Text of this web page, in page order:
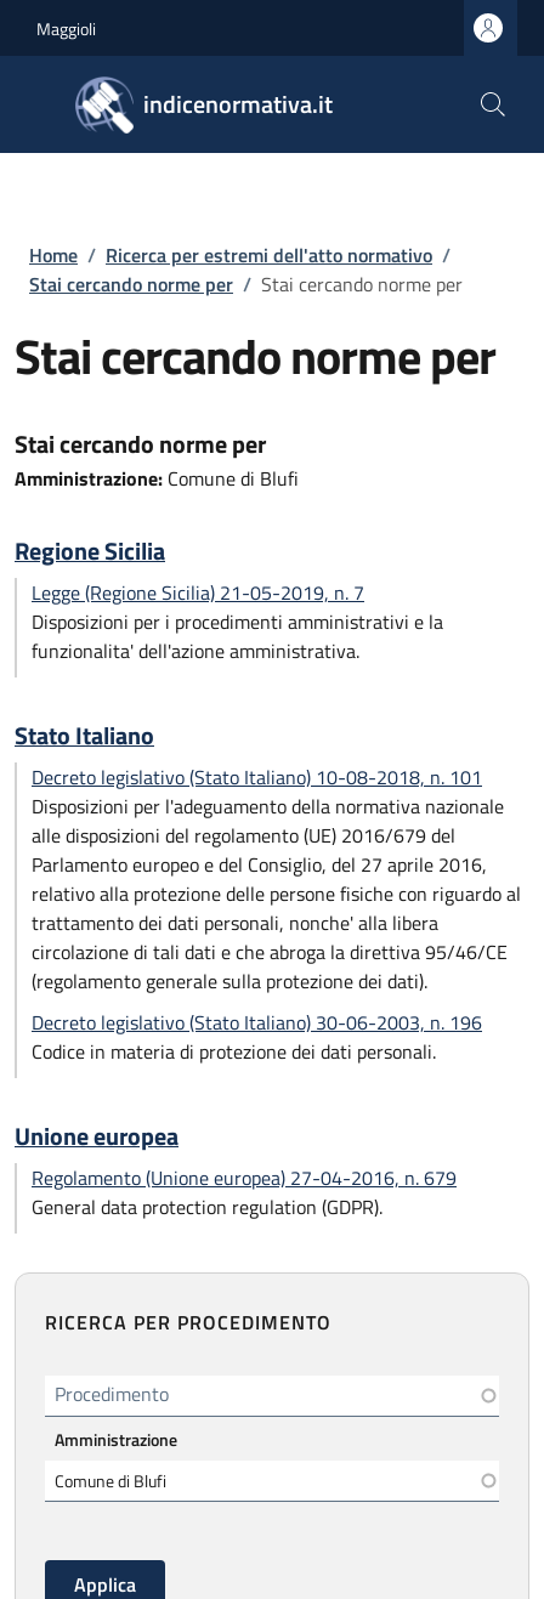
Maggioli
indicenormativa.it
Briciole di pane
Home / Ricerca per estremi dell'atto normativo /
Stai cercando norme per / Stai cercando norme per
Stai cercando norme per
Stai cercando norme per
Amministrazione: Comune di Blufi
Regione Sicilia
Legge (Regione Sicilia) 21-05-2019, n. 7
Disposizioni per i procedimenti amministrativi e la
funzionalita' dell'azione amministrativa.
Stato Italiano
Decreto legislativo (Stato Italiano) 10-08-2018, n. 101
Disposizioni per l'adeguamento della normativa nazionale
alle disposizioni del regolamento (UE) 2016/679 del
Parlamento europeo e del Consiglio, del 27 aprile 2016,
relativo alla protezione delle persone fisiche con riguardo al
trattamento dei dati personali, nonche' alla libera
circolazione di tali dati e che abroga la direttiva 95/46/CE
(regolamento generale sulla protezione dei dati).
Decreto legislativo (Stato Italiano) 30-06-2003, n. 196
Codice in materia di protezione dei dati personali.
Unione europea
Regolamento (Unione europea) 27-04-2016, n. 679
General data protection regulation (GDPR).
RICERCA PER PROCEDIMENTO
Procedimento
Amministrazione